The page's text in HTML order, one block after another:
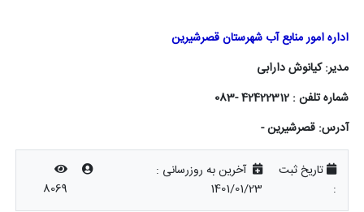
اداره امور منابع آب شهرستان قصرشیرین
مدیر: کیانوش دارابی
شماره تلفن : 42422312 -083
آدرس: قصرشیرین -
تاریخ ثبت
:
آخرین به روزرسانی :
1401/01/23
8069